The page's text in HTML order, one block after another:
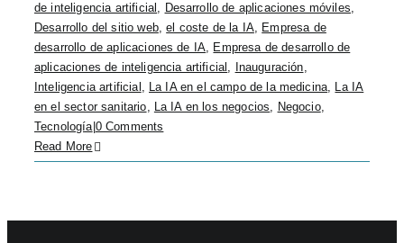
de inteligencia artificial , Desarrollo de aplicaciones móviles,
Desarrollo del sitio web,el coste de la IA, Empresa de
desarrollo de aplicaciones de IA, Empresa de desarrollo de
aplicaciones de inteligencia artificial , Inauguración,
Inteligencia artificial , La IA en el campo de la medicina, La IA
en el sector sanitario, La IA en los negocios, Negocio,
Tecnología| 0 Comments
Read More